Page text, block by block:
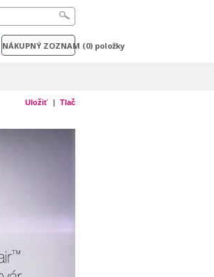
NÁKUPNÝ ZOZNAM (0) položky
Uložiť Tlač